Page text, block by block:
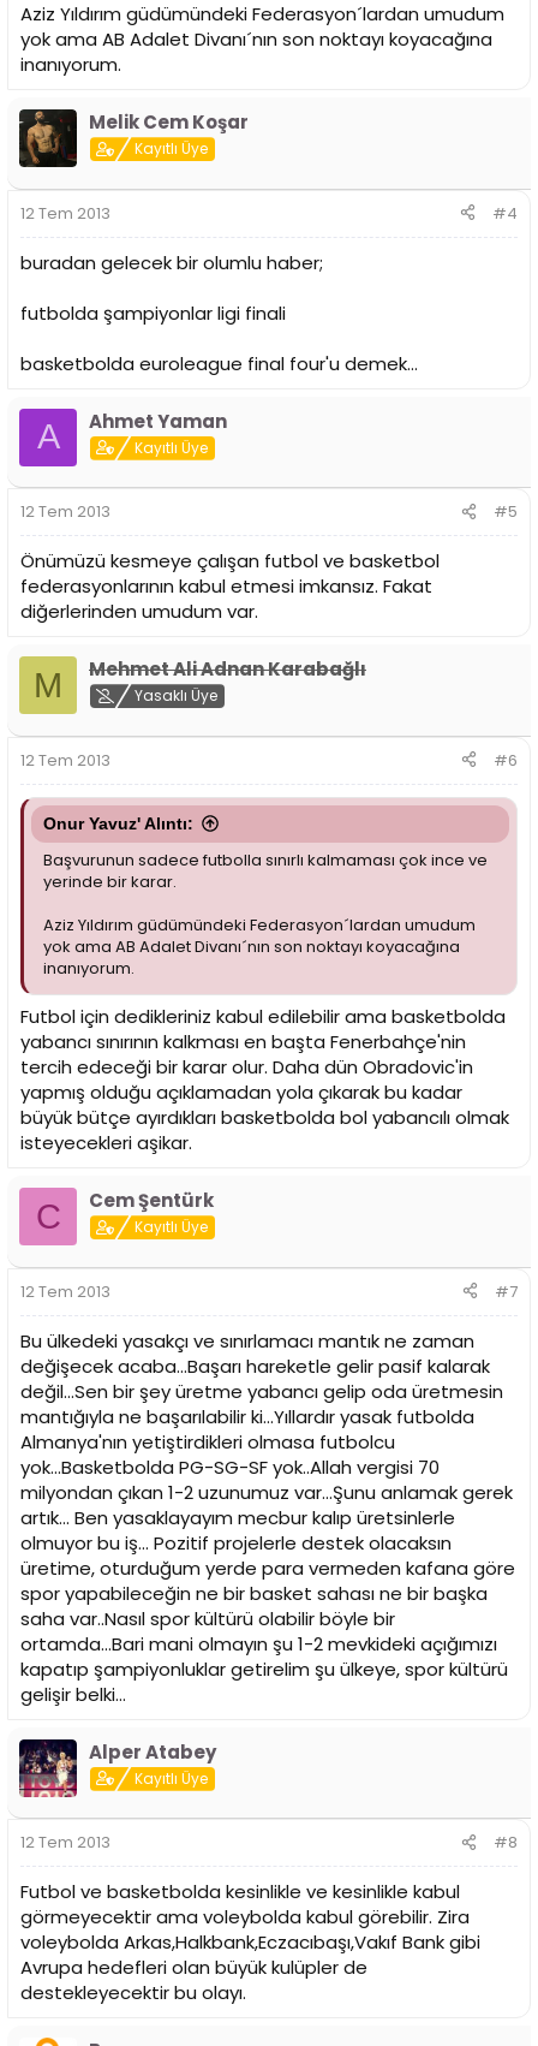
Aziz Yıldırım güdümündeki Federasyon´lardan umudum
yok ama AB Adalet Divanı´nın son noktayı koyacağına
inanıyorum.
Melik Cem Koşar
Kayıtlı Üye
12 Tem 2013 #4
buradan gelecek bir olumlu haber;
futbolda şampiyonlar ligi finali
basketbolda euroleague final four'u demek...
A Ahmet Yaman
Kayıtlı Üye
12 Tem 2013 #5
Önümüzü kesmeye çalışan futbol ve basketbol
federasyonlarının kabul etmesi imkansız. Fakat
diğerlerinden umudum var.
M Mehmet Ali Adnan Karabağlı
Yasaklı Üye
12 Tem 2013 #6
Onur Yavuz' Alıntı:
Başvurunun sadece futbolla sınırlı kalmaması çok ince ve
yerinde bir karar.
Aziz Yıldırım güdümündeki Federasyon´lardan umudum
yok ama AB Adalet Divanı´nın son noktayı koyacağına
inanıyorum.
Futbol için dedikleriniz kabul edilebilir ama basketbolda
yabancı sınırının kalkması en başta Fenerbahçe'nin
tercih edeceği bir karar olur. Daha dün Obradovic'in
yapmış olduğu açıklamadan yola çıkarak bu kadar
büyük bütçe ayırdıkları basketbolda bol yabancılı olmak
isteyecekleri aşikar.
C Cem Şentürk
Kayıtlı Üye
12 Tem 2013 #7
Bu ülkedeki yasakçı ve sınırlamacı mantık ne zaman
değişecek acaba...Başarı hareketle gelir pasif kalarak
değil...Sen bir şey üretme yabancı gelip oda üretmesin
mantığıyla ne başarılabilir ki...Yıllardır yasak futbolda
Almanya'nın yetiştirdikleri olmasa futbolcu
yok...Basketbolda PG-SG-SF yok..Allah vergisi 70
milyondan çıkan 1-2 uzunumuz var...Şunu anlamak gerek
artık... Ben yasaklayayım mecbur kalıp üretsinlerle
olmuyor bu iş... Pozitif projelerle destek olacaksın
üretime, oturduğum yerde para vermeden kafana göre
spor yapabileceğin ne bir basket sahası ne bir başka
saha var..Nasıl spor kültürü olabilir böyle bir
ortamda...Bari mani olmayın şu 1-2 mevkideki açığımızı
kapatıp şampiyonluklar getirelim şu ülkeye, spor kültürü
gelişir belki...
Alper Atabey
Kayıtlı Üye
12 Tem 2013 #8
Futbol ve basketbolda kesinlikle ve kesinlikle kabul
görmeyecektir ama voleybolda kabul görebilir. Zira
voleybolda Arkas,Halkbank,Eczacıbaşı,Vakıf Bank gibi
Avrupa hedefleri olan büyük kulüpler de
destekleyecektir bu olayı.